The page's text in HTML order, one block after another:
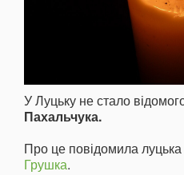
У Луцьку не стало
Пахальчука.
Про це повідомила
Грушка.